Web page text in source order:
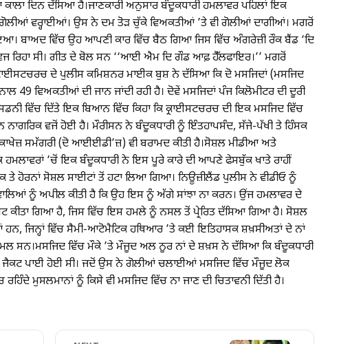
ਦਿਨ ਦੱਸਿਆ ਹੈ।ਜਾਣਕਾਰੀ ਅਨੁਸਾਰ ਬੰਦੂਕਧਾਰੀ ਹਮਲਾਵਰ ਪਹਿਲਾਂ ਇਕ
ਗੋਲੀਆਂ ਵਰ੍ਹਾਈਆਂ। ਉਸ ਨੇ ਦਮ ਤੋੜ ਚੁੱਕੇ ਵਿਅਕਤੀਆਂ ’ਤੇ ਵੀ ਗੋਲੀਆਂ ਦਾਗੀਆਂ। ਮਗਰੋਂ
ਬਾਅਦ ਵਿੱਚ ਉਹ ਆਪਣੀ ਕਾਰ ਵਿੱਚ ਬੈਠ ਗਿਆ ਜਿਸ ਵਿੱਚ ਅੰਗਰੇਜ਼ੀ ਰੌਕ ਬੈਂਡ ‘ਦਿ
ਰਿਹਾ ਸੀ। ਗੀਤ ਦੇ ਬੋਲ ਸਨ ‘‘ਆਈ ਐਮ ਦਿ ਗੌਡ ਆਫ਼ ਹੈੱਲਫਾਇਰ।’’ ਮਗਰੋਂ
ਦੇ ਪੁਲੀਸ ਕਮਿਸ਼ਨਰ ਮਾਈਕ ਬੁਸ਼ ਨੇ ਦੱਸਿਆ ਕਿ ਦੋ ਮਸਜਿਦਾਂ (ਮਸਜਿਦ
49 ਵਿਅਕਤੀਆਂ ਦੀ ਜਾਨ ਜਾਂਦੀ ਰਹੀ ਹੈ। ਦੋਵੇਂ ਮਸਜਿਦਾਂ ਪੰਜ ਕਿਲੋਮੀਟਰ ਦੀ ਦੂਰੀ
ਵਿੱਚ ਦਿੱਤੇ ਇਕ ਬਿਆਨ ਵਿੱਚ ਕਿਹਾ ਕਿ ਕ੍ਰਾਈਸਟਚਰਚ ਦੀ ਇਕ ਮਸਜਿਦ ਵਿੱਚ
ਨਾਗਰਿਕ ਵਜੋਂ ਹੋਈ ਹੈ। ਮੌਰੀਸਨ ਨੇ ਬੰਦੂਕਧਾਰੀ ਨੂੰ ਇੰਤਹਾਪਸੰਦ, ਸੱਜੇ-ਪੱਖੀ ਤੇ ਹਿੰਸਕ
ਸਮੱਗਰੀ (ਦੋ ਆਈਈਡੀ’ਜ਼) ਵੀ ਬਰਾਮਦ ਕੀਤੀ ਹੈ।ਸੋਸ਼ਲ ਮੀਡੀਆ ਅਤੇ
’ਚੋਂ ਇਕ ਬੰਦੂਕਧਾਰੀ ਨੇ ਇਸ ਪੂਰੇ ਕਾਰੇ ਦੀ ਆਪਣੇ ਫੇਸਬੁੱਕ ਖਾਤੇ ਰਾਹੀਂ
ਤੇ ਹੋਰਨਾਂ ਸੋਸ਼ਲ ਸਾਈਟਾਂ ਤੋਂ ਹਟਾ ਲਿਆ ਗਿਆ। ਨਿਊਜ਼ੀਲੈਂਡ ਪੁਲੀਸ ਨੇ ਵੀਡੀਓ ਨੂੰ
ਨੂੰ ਅਪੀਲ ਕੀਤੀ ਹੈ ਕਿ ਉਹ ਇਸ ਨੂੰ ਅੱਗੇ ਸਾਂਝਾ ਨਾ ਕਰਨ। ਉਂਜ ਹਮਲਾਵਰ ਦੇ
ਕੀਤਾ ਗਿਆ ਹੈ, ਜਿਸ ਵਿੱਚ ਇਸ ਹਮਲੇ ਨੂੰ ਨਸਲ ਤੋਂ ਪ੍ਰੇਰਿਤ ਦੱਸਿਆ ਗਿਆ ਹੈ। ਸੋਸ਼ਲ
ਜਿਨ੍ਹਾਂ ਵਿੱਚ ਸੈਮੀ-ਆਟੋਮੈਟਿਕ ਹਥਿਆਰ ’ਤੇ ਕਈ ਇਤਿਹਾਸਕ ਸ਼ਖ਼ਸੀਅਤਾਂ ਦੇ ਨਾਂ
ਸਨ।ਮਸਜਿਦ ਵਿੱਚ ਮੌਕੇ ’ਤੇ ਮੌਜੂਦ ਅਲ ਨੂਰ ਨਾਂ ਦੇ ਸ਼ਖ਼ਸ ਨੇ ਦੱਸਿਆ ਕਿ ਬੰਦੂਕਧਾਰੀ
ਜੈਕਟ ਪਾਈ ਹੋਈ ਸੀ। ਜਦੋਂ ਉਸ ਨੇ ਗੋਲੀਆਂ ਚਲਾਈਆਂ ਮਸਜਿਦ ਵਿੱਚ ਮੌਜੂਦ ਲੋਕ
ਮੁਸਲਮਾਨਾਂ ਨੂੰ ਕਿਸੇ ਵੀ ਮਸਜਿਦ ਵਿੱਚ ਨਾ ਜਾਣ ਦੀ ਚਿਤਾਵਨੀ ਦਿੱਤੀ ਹੈ।